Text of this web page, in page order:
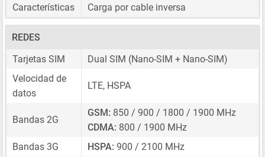
Características Carga por cable inversa
REDES
Tarjetas SIM
Dual SIM (Nano-SIM + Nano-SIM)
Velocidad de
datos
LTE, HSPA
Bandas 2G
GSM: 850 / 900 / 1800 / 1900 MHz
CDMA: 800 / 1900 MHz
Bandas 3G
HSPA: 900 / 2100 MHz